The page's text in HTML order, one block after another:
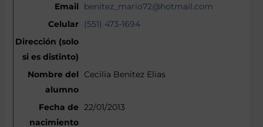
benitez_mario72@hotmail.com
(551) 473-1694
Cecilia Benitez Elias
22/01/2013